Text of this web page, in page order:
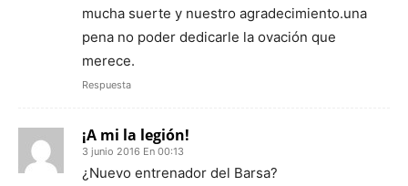
mucha suerte y nuestro agradecimiento.una
pena no poder dedicarle la ovación que
merece.
Respuesta
¡A mi la legión!
3 junio 2016 En 00:13
¿Nuevo entrenador del Barsa?